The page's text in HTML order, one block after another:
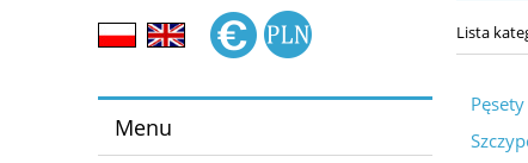
Menu
Lista
Pęsety